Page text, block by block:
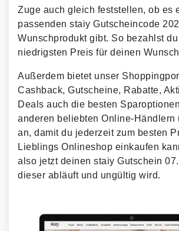
Zuge auch gleich feststellen, ob es
passenden staiy Gutscheincode
Wunschprodukt gibt. So bezahlst
niedrigsten Preis für deinen
Außerdem bietet unser
Cashback, Gutscheine, Rabatte,
Deals auch die besten
anderen beliebten Online-Händlern
an, damit du jederzeit zum besten
Lieblings Onlineshop einkaufen
also jetzt deinen staiy Gutschein
dieser abläuft und ungültig wird.